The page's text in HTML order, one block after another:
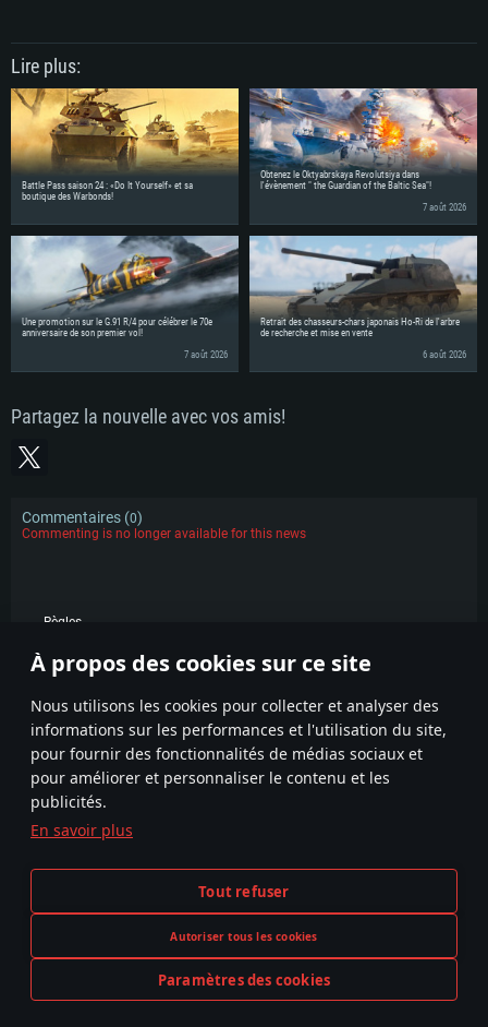
À propos des cookies sur ce site
Nous utilisons les cookies pour collecter et analyser des
informations sur les performances et l'utilisation du site,
pour fournir des fonctionnalités de médias sociaux et
pour améliorer et personnaliser le contenu et les
publicités.
En savoir plus
Tout refuser
Autoriser tous les cookies
Paramètres des cookies
Lire plus:
Battle Pass saison 24 : «Do It Yourself» et sa
boutique des Warbonds!
Obtenez le Oktyabrskaya Revolutsiya dans
l'évènement " the Guardian of the Baltic Sea"!
7 août 2026
Une promotion sur le G.91 R/4 pour célébrer le 70e
anniversaire de son premier vol!
7 août 2026
Retrait des chasseurs-chars japonais Ho-Ri de l'arbre
de recherche et mise en vente
6 août 2026
Partagez la nouvelle avec vos amis!
Commentaires (0)
Commenting is no longer available for this news
Règles
POPULAIRE
Termes et conditions
Politique de confidentialité
Paramètres relatifs aux cookies
le sponsoring ou à l’approbation de tout fabricant d’armes ou de véhicule.
JOUER MAINTENANT